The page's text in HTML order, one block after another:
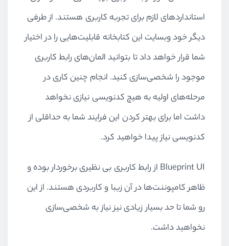
استانداردهای لازم برای تجربه کاربری هستند. از طرفی
دیگر خود وبسایت این کتابخانه قابلیت‌هایی را در اختیار
شما قرار خواهد داد تا بتوانید المان‌های رابط کاربری
موجود را شخصی‌سازی کنید. انجام چنین کاری در
مرحله‌های اولیه به هیچ کدنویسی نیازی نخواهد
داشت اما برای بهتر کردن این فرایند شما به حداقلی از
کدنویسی نیاز پیدا خواهید کرد.
Blueprint UI از رابط کاربری بی نظیری برخوردار بوده و
ظاهر کامپوننت‌ها در آن زیبا و کاربردی هستند. از این
رو شما تا حد بسیار زیادی نیز نیاز به شخصی‌سازی
نخواهید داشت.